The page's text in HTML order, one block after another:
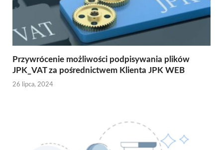
Przywrócenie możliwości podpisywania plików
JPK_VAT za pośrednictwem Klienta JPK WEB
26 lipca, 2024